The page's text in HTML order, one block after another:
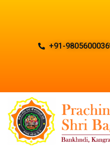
+91-9805600036